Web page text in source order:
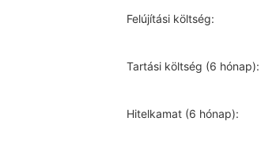
Felújítási költség:
Tartási költség (6 hónap):
Hitelkamat (6 hónap):